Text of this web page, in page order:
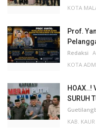
KOTA
Prof.
Redaksi
KOTA
HOAX..!
SURUH
KAB. KAUR